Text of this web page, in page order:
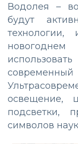
Водолея –
будут
освещение,
подсветки,
символов